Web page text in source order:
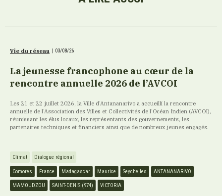
Vie du réseau 03/08/26
La jeunesse francophone au cœur de la
rencontre annuelle 2026 de l’AVCOI
Les 21 et 22 juillet 2026, la Ville d’Antananarivo a accueilli la rencontre
annuelle de l’Association des Villes et Collectivités de l’Océan Indien (AVCOI),
réunissant les élus locaux, les représentants des gouvernements, les
partenaires techniques et financiers ainsi que de nombreux jeunes engagés.
Climat Dialogue régional
Comores France Madagascar Maurice Seychelles ANTANANARIVO
MAMOUDZOU SAINT-DENIS (974) VICTORIA